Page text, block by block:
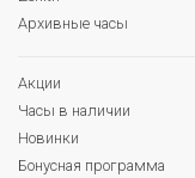
Архивные часы
Акции
Часы в наличии
Новинки
Бонусная программа